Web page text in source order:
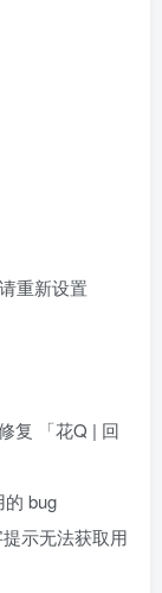
重新设置
复 「花Q | 回
bug
示无法获取用